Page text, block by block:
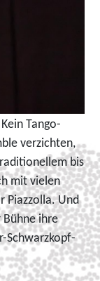
Tango-
verzichten,
bis
mit vielen
Piazzolla. Und
Bühne ihre
Schwarzkopf-